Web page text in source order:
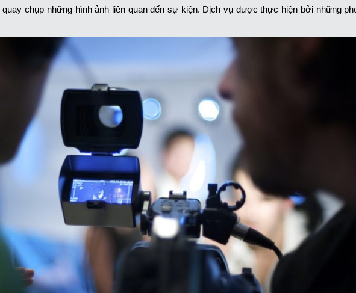
chụp những hình ảnh liên quan đến sự kiện. Dịch vụ được thực hiện bởi những